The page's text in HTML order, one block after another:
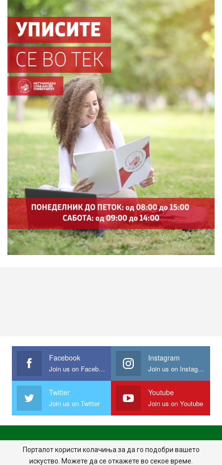
Facebook
Join us on Facebook
Instagram
Join us on Instagram
Twitter
Join us on Twitter
Youtube
Join us on Youtube
ПОЧЕТНА ПОЛИТИКА НА ПРИВАТНОСТ
ИМПРЕСУМ
ПРАВИЛА НА КОРИСТЕЊЕ
Порталот користи колачиња за да го подобри вашето
искуство. Можете да се откажете во секое време.